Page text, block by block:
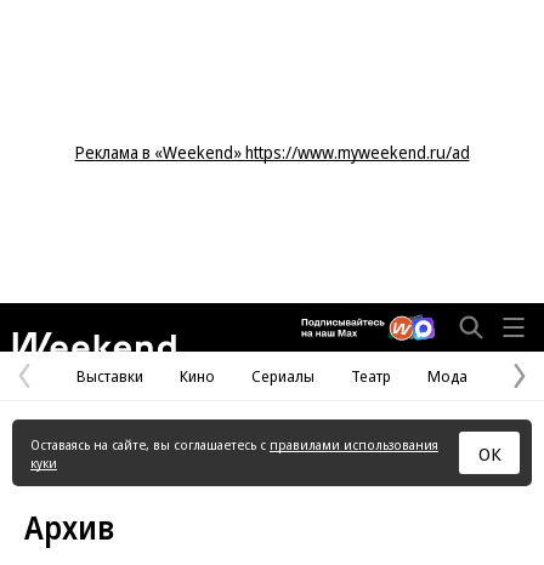
Реклама в «Weekend» https://www.myweekend.ru/ad
Предыдущая
страница
Выставки Кино Сериалы Театр Мода
Оставаясь на сайте, вы соглашаетесь с правилами использования
куки
ОК
Архив